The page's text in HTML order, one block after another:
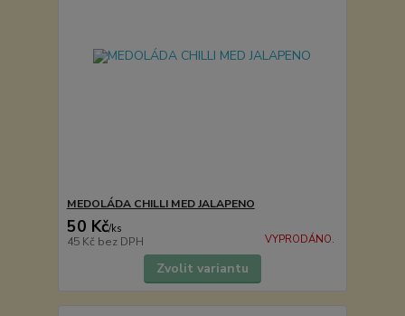
MEDOLÁDA CHILLI MED JALAPENO
50 Kč/ks
45 Kč bez DPH VYPRODÁNO.
Zvolit variantu